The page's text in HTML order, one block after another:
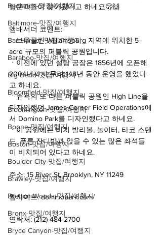
Badlands-맛집/여행지
Baltimore-맛집/여행지
Bar Harbor-맛집/여행지
Baraboo-맛집/여행지
Big Bend-맛집/여행지
Bloomfield-맛집/여행지
Bloomington-맛집/여행지
Boone-맛집/여행지
Boston-맛집/여행지
Boulder City-맛집/여행지
Brawley-맛집/여행지
Bretton Woods-맛집/여행지
Bronx-맛집/여행지
Bryce Canyon-맛집/여행지
방문객들이 찾아왔다고 하네요🫢🙌
앰배서더 코멘트:
ㆍ브루클린 Williamsburg 지역에 위치한 5-
acre 규모의 퍼블릭 공원입니다.
ㆍ이전에 있던 설탕 공장은 1856년에 오픈해
2004년까지 무려 148년 동안 운영을 했었다
고 하네요.
ㆍ뉴욕의 또 다른 퍼블릭 공원인 High Line을
디자인했던 James Corner Field Operations에
서 Domino Park를 디자인했다고 하네요.
ㆍ이 공원에는 비치 발리볼, 놀이터, 타코 스텐
드, 푸른 잔디밭과 앉을 수 있는 많은 좌석들
이 비치되어 있다고 하네요.
주소: 15 River St, Brooklyn, NY 11249
웹사이트: dominopark.com/
연락처: (212) 484-2700